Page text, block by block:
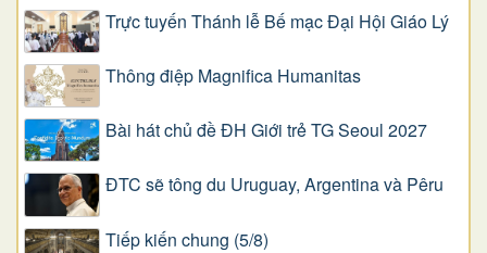
Trực tuyến Thánh lễ Bế mạc Đại Hội Giáo Lý
Thông điệp Magnifica Humanitas
Bài hát chủ đề ĐH Giới trẻ TG Seoul 2027
ĐTC sẽ tông du Uruguay, Argentina và Pêru
Tiếp kiến chung (5/8)